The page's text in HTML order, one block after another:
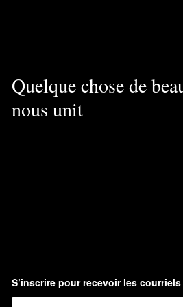
Quelque chose de
nous unit
S’inscrire pour recevoir les